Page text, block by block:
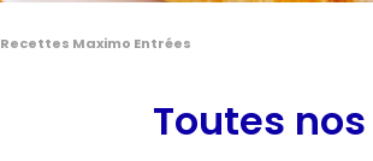
Recettes Maximo Entrées
Toutes